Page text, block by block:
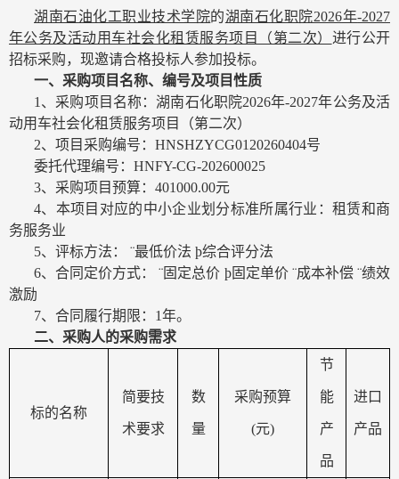
湖南石油化工职业技术学院的湖南石化职院2026年-2027
年公务及活动用车社会化租赁服务项目（第二次） 进行公开
招标采购，现邀请合格投标人参加投标。
一、采购项目名称、编号及项目性质
1 、采购项目名称：湖南石化职院2026年-2027年公务及活
动用车社会化租赁服务项目（第二次）
2、项目采购编号： HNSHZYCG0120260404号
委托代理编号： HNFY-CG-202600025
3、采购项目预算： 401000.00元
4、本项目对应的中小企业划分标准所属行业：租赁和商
务服务业
5、评标方法： ¨最低价法 þ综合评分法
6、合同定价方式：¨固定总价 þ固定单价 ¨成本补偿 ¨绩效
激励
7、合同履行期限： 1年。
二、采购人的采购需求
标的名称
简要技
术要求
数
量
采购预算
(元)
节
能
产
品
进口
产品